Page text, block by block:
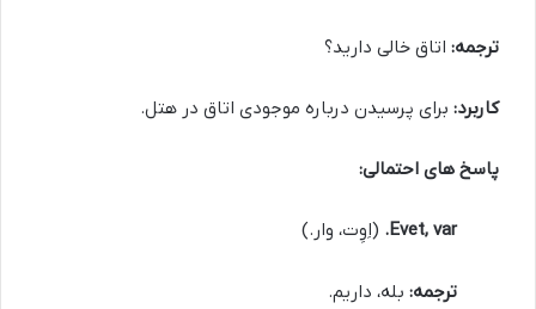
ترجمه: اتاق خالی دارید؟
کاربرد: برای پرسیدن درباره موجودی اتاق در هتل.
پاسخ های احتمالی:
Evet, var. (اِوِت، وار.)
ترجمه: بله، داریم.